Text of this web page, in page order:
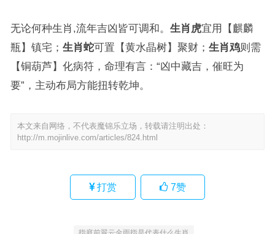
无论何种生肖,流年吉凶皆可调和。 生肖虎宜用【麒麟
瓶】镇宅； 生肖蛇可置【黄水晶树】聚财； 生肖鸡则需
【铜葫芦】化病符，命理有言：“凶中藏吉，催旺为
要”，主动布局方能扭转乾坤。
本文来自网络，不代表魔锦乐立场，转载请注明出处：
http://m.mojinlive.com/articles/824.html
打赏 7赞